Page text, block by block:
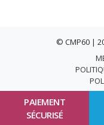
PAIEMENT
SÉCURISÉ
© CMP60 |